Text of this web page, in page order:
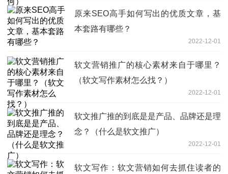
原来SEO高手如何写出的优质文章，基
本套路有哪些？
2022-12-01
软文营销推广的核心素材来自于哪里？
（软文写作素材怎么找？）
2022-12-01
软文推广推的到底是是产品、品牌还是理
念？（什么是软文推广）
2022-12-01
软文写作：软文营销如何去抓住读者的